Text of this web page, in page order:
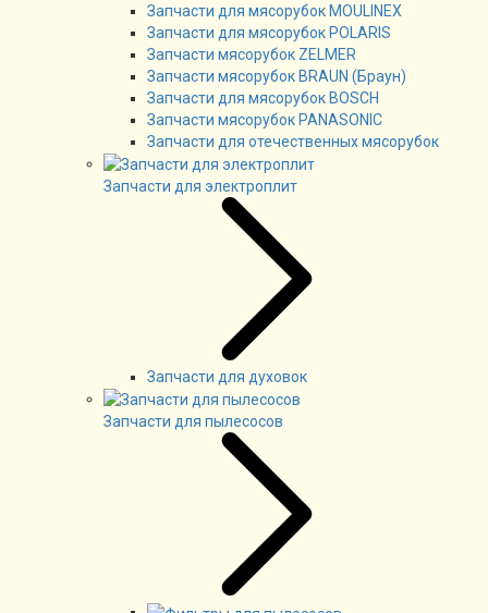
Запчасти для мясорубок MOULINEX
Запчасти для мясорубок POLARIS
Запчасти мясорубок ZELMER
Запчасти мясорубок BRAUN (Браун)
Запчасти для мясорубок BOSCH
Запчасти мясорубок PANASONIC
Запчасти для отечественных мясорубок
Запчасти для электроплит
Запчасти для духовок
Запчасти для пылесосов